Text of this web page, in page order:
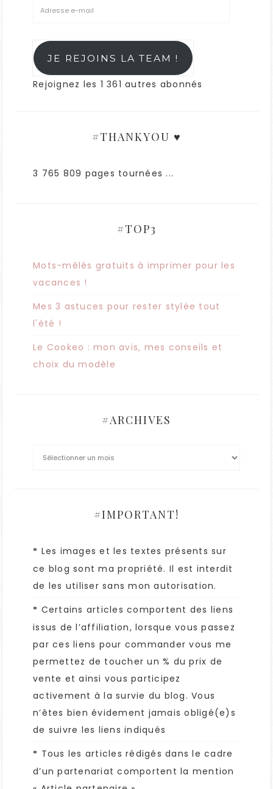
JE REJOINS LA TEAM !
Rejoignez les 1 361 autres abonnés
#THANKYOU ♥
3 765 809 pages tournées ...
#TOP3
Mots-mêlés gratuits à imprimer pour les
vacances !
Mes 3 astuces pour rester stylée tout
l'été !
Le Cookeo : mon avis, mes conseils et
choix du modèle
#ARCHIVES
#IMPORTANT!
* Les images et les textes présents sur
ce blog sont ma propriété. Il est interdit
de les utiliser sans mon autorisation.
* Certains articles comportent des liens
issus de l’affiliation, lorsque vous passez
par ces liens pour commander vous me
permettez de toucher un % du prix de
vente et ainsi vous participez
activement à la survie du blog. Vous
n’êtes bien évidement jamais obligé(e)s
de suivre les liens indiqués
* Tous les articles rédigés dans le cadre
d’un partenariat comportent la mention